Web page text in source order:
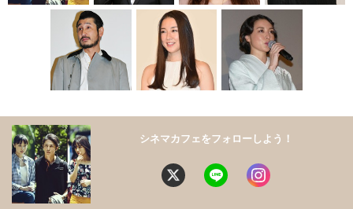
シネマカフェをフォローしよう！